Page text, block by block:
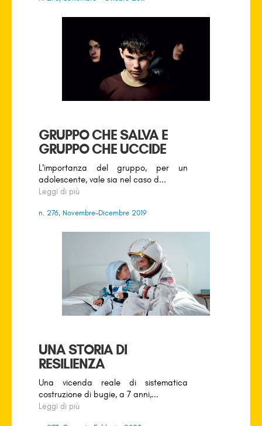
GRUPPO CHE SALVA E
GRUPPO CHE UCCIDE
L’importanza del gruppo, per un
adolescente, vale sia nel caso d...
Leggi di più
n. 276, Novembre-Dicembre 2019
UNA STORIA DI
RESILIENZA
Una vicenda reale di sistematica
costruzione di bugie, a 7 anni,...
Leggi di più